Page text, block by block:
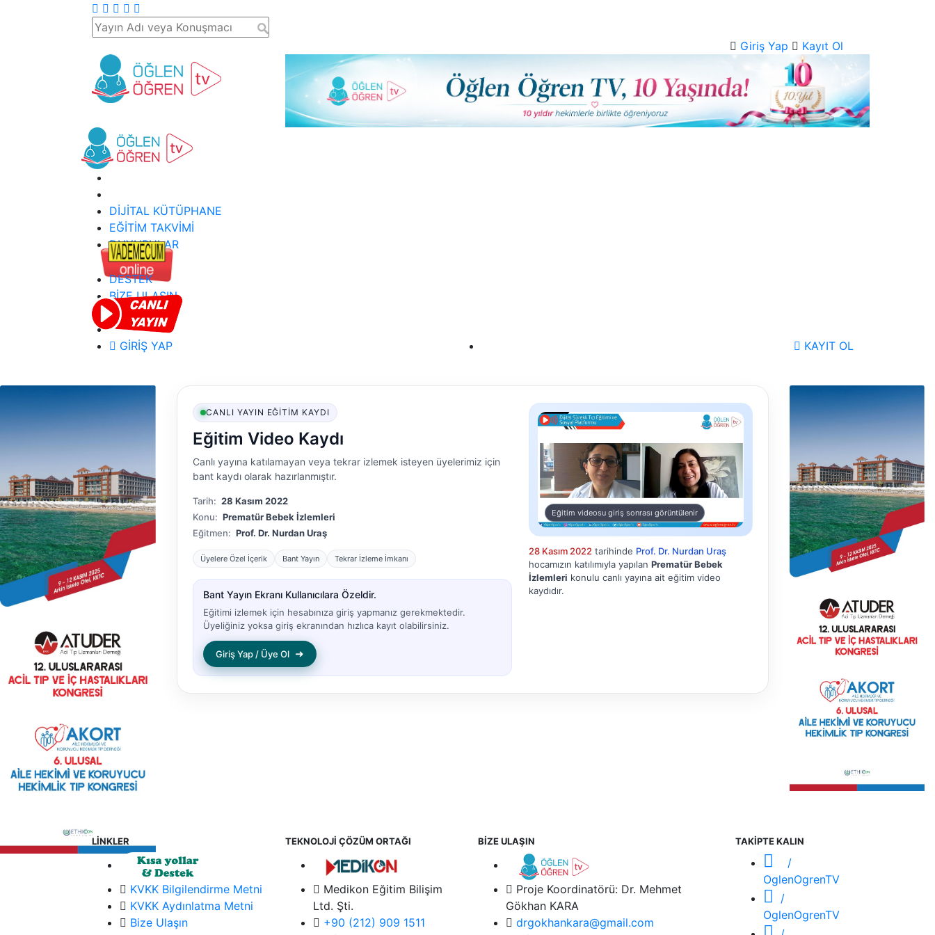
Giriş Yap Kayıt Ol
DİJİTAL KÜTÜPHANE
EĞİTİM TAKVİMİ
DUYURULAR
DESTEK
BİZE ULAŞIN
GİRİŞ YAP KAYIT OL
CANLI YAYIN EĞITIM KAYDI
Eğitim Video Kaydı
Canlı yayına katılamayan veya tekrar izlemek isteyen üyelerimiz için
bant kaydı olarak hazırlanmıştır.
Tarih: 28 Kasım 2022
Konu: Prematür Bebek İzlemleri
Eğitmen: Prof. Dr. Nurdan Uraş
Üyelere Özel İçerik Bant Yayın Tekrar İzleme İmkanı
Bant Yayın Ekranı Kullanıcılara Özeldir.
Eğitimi izlemek için hesabınıza giriş yapmanız gerekmektedir.
Üyeliğiniz yoksa giriş ekranından hızlıca kayıt olabilirsiniz.
Giriş Yap / Üye Ol ➜
Eğitim videosu giriş sonrası görüntülenir
28 Kasım 2022 tarihinde Prof. Dr. Nurdan Uraş
hocamızın katılımıyla yapılanPrematür Bebek
İzlemleri konulu canlı yayına ait eğitim video
kaydıdır.
LİNKLER
KVKK Bilgilendirme Metni
KVKK Aydınlatma Metni
Bize Ulaşın
TEKNOLOJİ ÇÖZÜM ORTAĞI
Medikon Eğitim Bilişim
Ltd. Şti.
+90 (212) 909 1511
BİZE ULAŞIN
Proje Koordinatörü: Dr. Mehmet
Gökhan KARA
drgokhankara@gmail.com
TAKİPTE KALIN
/
OglenOgrenTV
/
OglenOgrenTV